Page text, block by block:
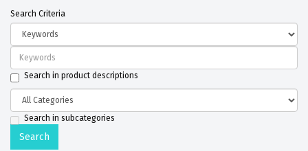
Search Criteria
Search in product descriptions
Search in subcategories